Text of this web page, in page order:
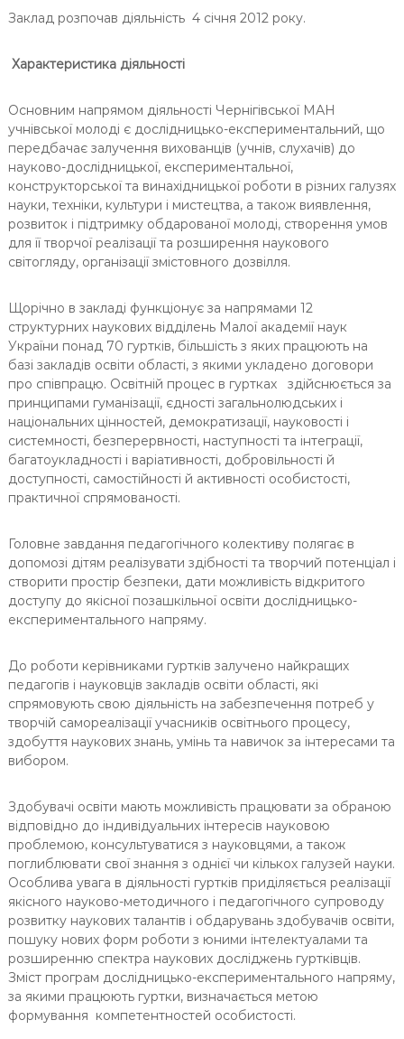
Заклад розпочав діяльність 4 січня 2012 року.
Характеристика діяльності
Основним напрямом діяльності Чернігівської МАН
учнівської молоді є дослідницько-експериментальний, що
передбачає залучення вихованців (учнів, слухачів) до
науково-дослідницької, експериментальної,
конструкторської та винахідницької роботи в різних галузях
науки, техніки, культури і мистецтва, а також виявлення,
розвиток і підтримку обдарованої молоді, створення умов
для її творчої реалізації та розширення наукового
світогляду, організації змістовного дозвілля.
Щорічно в закладі функціонує за напрямами 12
структурних наукових відділень Малої академії наук
України понад 70 гуртків, більшість з яких працюють на
базі закладів освіти області, з якими укладено договори
про співпрацю. Освітній процес в гуртках здійснюється за
принципами гуманізації, єдності загальнолюдських і
національних цінностей, демократизації, науковості і
системності, безперервності, наступності та інтеграції,
багатоукладності і варіативності, добровільності й
доступності, самостійності й активності особистості,
практичної спрямованості.
Головне завдання педагогічного колективу полягає в
допомозі дітям реалізувати здібності та творчий потенціал і
створити простір безпеки, дати можливість відкритого
доступу до якісної позашкільної освіти дослідницько-
експериментального напряму.
До роботи керівниками гуртків залучено найкращих
педагогів і науковців закладів освіти області, які
спрямовують свою діяльність на забезпечення потреб у
творчій самореалізації учасників освітнього процесу,
здобуття наукових знань, умінь та навичок за інтересами та
вибором.
Здобувачі освіти мають можливість працювати за обраною
відповідно до індивідуальних інтересів науковою
проблемою, консультуватися з науковцями, а також
поглиблювати свої знання з однієї чи кількох галузей науки.
Особлива увага в діяльності гуртків приділяється реалізації
якісного науково-методичного і педагогічного супроводу
розвитку наукових талантів і обдарувань здобувачів освіти,
пошуку нових форм роботи з юними інтелектуалами та
розширенню спектра наукових досліджень гуртківців.
Зміст програм дослідницько-експериментального напряму,
за якими працюють гуртки, визначається метою
формування компетентностей особистості.